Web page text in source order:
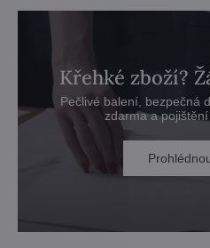
Křehké zboží?
Pečlivé balení, bezpečná
zdarma a pojištění